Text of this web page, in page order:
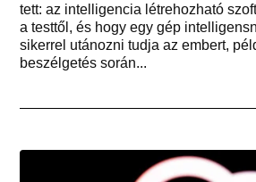
tett: az intelligencia létrehozható
a testtől, és hogy egy gép
sikerrel utánozni tudja az embert,
beszélgetés során...